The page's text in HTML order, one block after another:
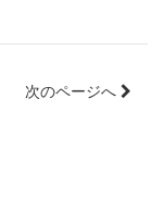
次のページへ